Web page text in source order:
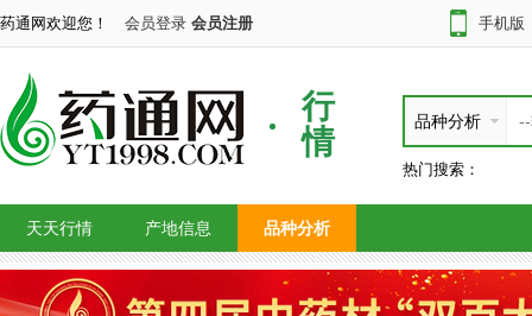
药通网欢迎您！ 会员登录 会员注册 手机版
行
情
品种分析
热门搜索：
天天行情 产地信息 品种分析